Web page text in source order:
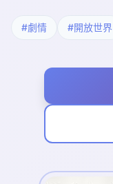
#劇情 #開放世界